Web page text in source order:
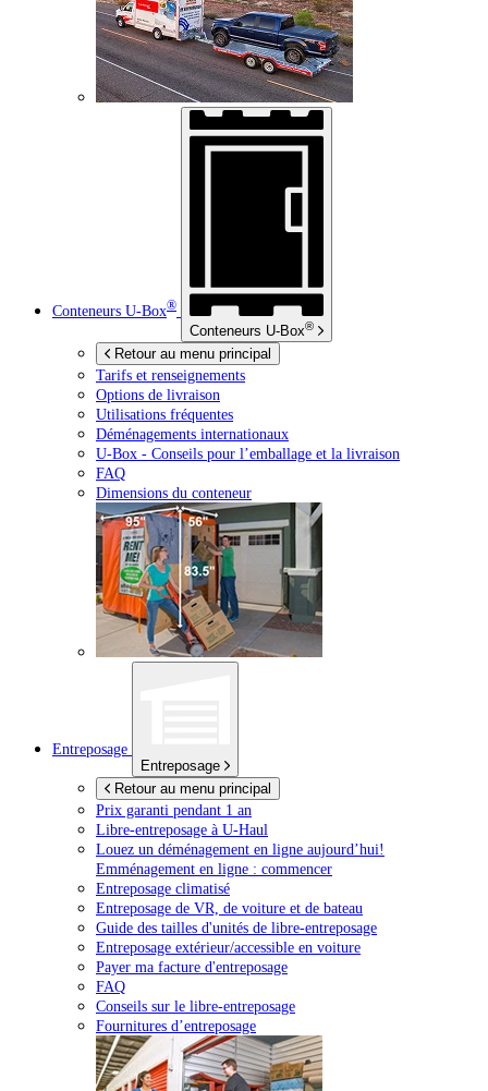
Conteneurs U-Box®
Conteneurs U-Box®
Retour au menu principal
Tarifs et renseignements
Options de livraison
Utilisations fréquentes
Déménagements internationaux
U-Box - Conseils pour l’emballage et la livraison
FAQ
Dimensions du conteneur
Entreposage
Entreposage
Retour au menu principal
Prix garanti pendant 1 an
Libre-entreposage à U-Haul
Louez un déménagement en ligne aujourd’hui!
Emménagement en ligne : commencer
Entreposage climatisé
Entreposage de VR, de voiture et de bateau
Guide des tailles d'unités de libre-entreposage
Entreposage extérieur/accessible en voiture
Payer ma facture d'entreposage
FAQ
Conseils sur le libre-entreposage
Fournitures d’entreposage